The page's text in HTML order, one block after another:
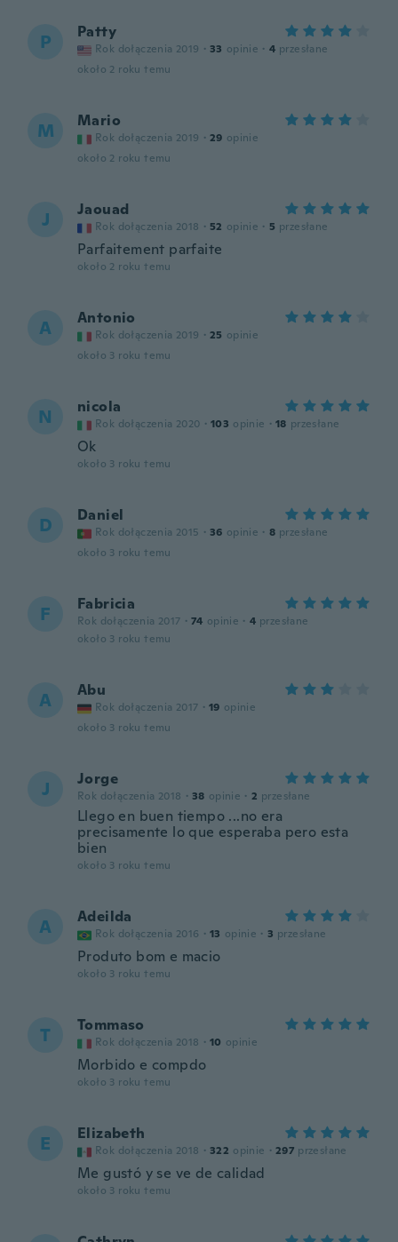
P Patty
Rok dołączenia 2019 · 33 opinie · 4 przesłane
około 2 roku temu
M Mario
Rok dołączenia 2019 · 29 opinie
około 2 roku temu
J Jaouad
Rok dołączenia 2018 · 52 opinie · 5 przesłane
Parfaitement parfaite
około 2 roku temu
A Antonio
Rok dołączenia 2019 · 25 opinie
około 3 roku temu
N nicola
Rok dołączenia 2020 · 103 opinie · 18 przesłane
Ok
około 3 roku temu
D Daniel
Rok dołączenia 2015 · 36 opinie · 8 przesłane
około 3 roku temu
F Fabricia
Rok dołączenia 2017 · 74 opinie · 4 przesłane
około 3 roku temu
A Abu
Rok dołączenia 2017 · 19 opinie
około 3 roku temu
J Jorge
Rok dołączenia 2018 · 38 opinie · 2 przesłane
Llego en buen tiempo ...no era
precisamente lo que esperaba pero esta
bien
około 3 roku temu
A Adeilda
Rok dołączenia 2016 · 13 opinie · 3 przesłane
Produto bom e macio
około 3 roku temu
T Tommaso
Rok dołączenia 2018 · 10 opinie
Morbido e compdo
około 3 roku temu
E Elizabeth
Rok dołączenia 2018 · 322 opinie · 297 przesłane
Me gustó y se ve de calidad
około 3 roku temu